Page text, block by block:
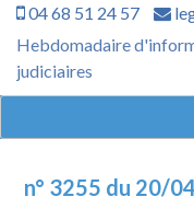
04 68 51 24 57
Hebdomadaire
judiciaires
n° 3255 du 20/